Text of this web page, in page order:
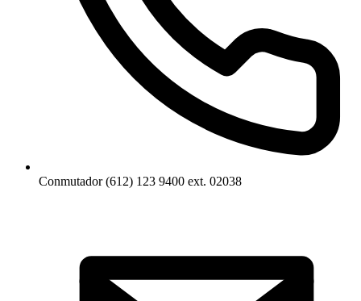
Conmutador (612) 123 9400 ext. 02038